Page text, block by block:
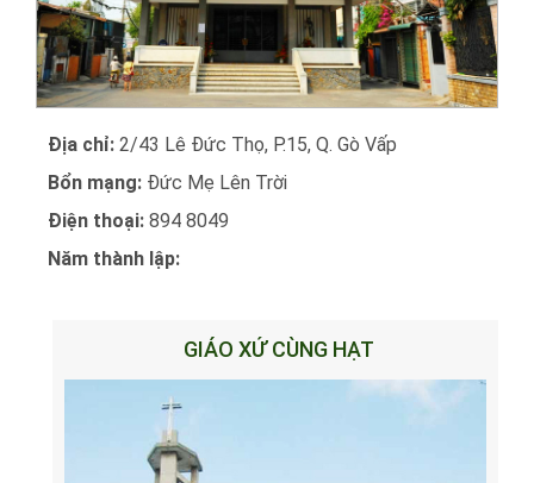
Địa chỉ: 2/43 Lê Đức Thọ, P.15, Q. Gò Vấp
Bổn mạng: Đức Mẹ Lên Trời
Điện thoại: 894 8049
Năm thành lập:
GIÁO XỨ CÙNG HẠT